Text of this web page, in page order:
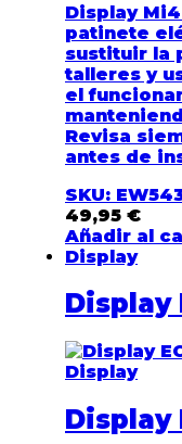
Display
patinete
sustituir la
talleres y
el
Revisa
antes de
SKU:
49,95 €
Añadir al
Display
Display
Display
Display